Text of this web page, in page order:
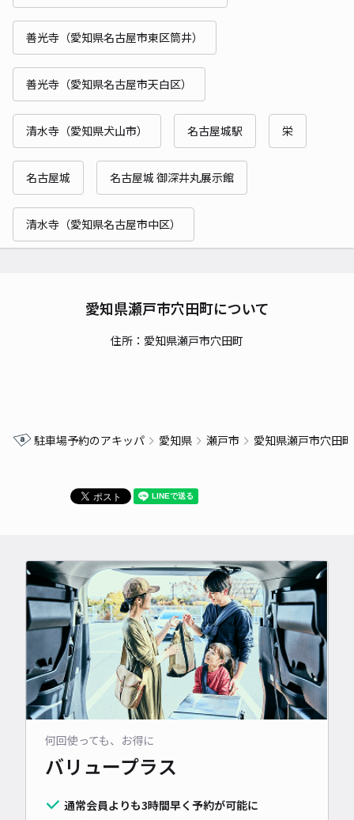
善光寺（愛知県名古屋市東区筒井）
善光寺（愛知県名古屋市天白区）
清水寺（愛知県犬山市） 名古屋城駅 栄
名古屋城 名古屋城 御深井丸展示館
清水寺（愛知県名古屋市中区）
愛知県瀬戸市穴田町について
住所：愛知県瀬戸市穴田町
駐車場予約のアキッパ 愛知県 瀬戸市 愛知県瀬戸市穴田
何回使っても、お得に
バリュープラス
通常会員よりも3時間早く予約が可能に